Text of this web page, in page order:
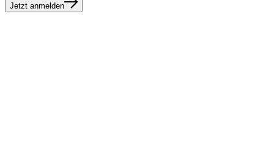
Jetzt anmelden